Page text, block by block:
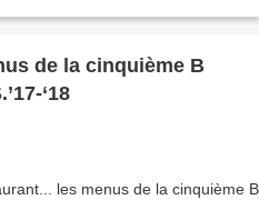
de la cinquième B
‘18